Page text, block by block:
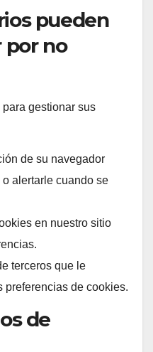
pueden
por no
gestionar sus
de su navegador
alertarle cuando se
en nuestro sitio
terceros que le
preferencias de cookies.
de